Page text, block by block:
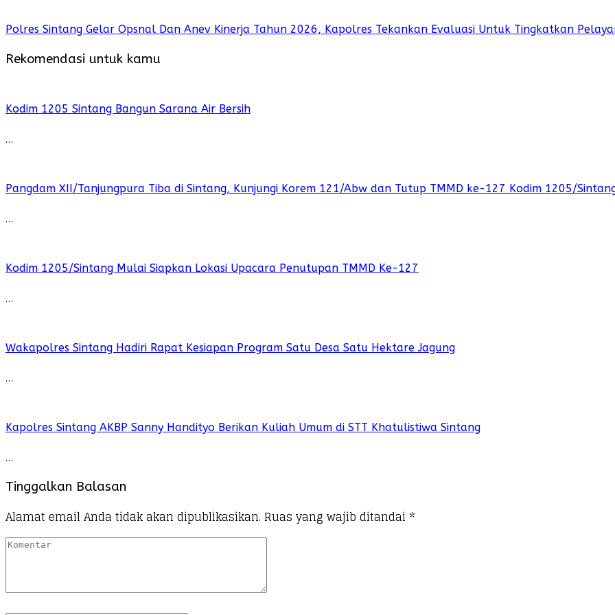
Polres Sintang Gelar Opsnal Dan Anev Kinerja Tahun 2026, Kapolres Tekankan Evaluasi Untuk Tingkatkan
Rekomendasi untuk kamu
Kodim 1205 Sintang Bangun Sarana Air Bersih
…
Pangdam XII/Tanjungpura Tiba di Sintang, Kunjungi Korem 121/Abw dan Tutup TMMD ke-127 Kodim 1205/
…
Kodim 1205/Sintang Mulai Siapkan Lokasi Upacara Penutupan TMMD Ke-127
…
Wakapolres Sintang Hadiri Rapat Kesiapan Program Satu Desa Satu Hektare Jagung
…
Kapolres Sintang AKBP Sanny Handityo Berikan Kuliah Umum di STT Khatulistiwa Sintang
…
Tinggalkan Balasan
Alamat email Anda tidak akan dipublikasikan. Ruas yang wajib ditandai *